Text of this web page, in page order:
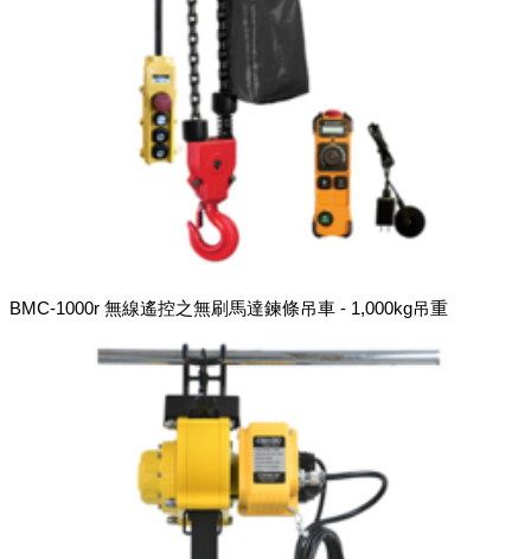
BMC-1000r 無線遙控之無刷馬達鍊條吊車 - 1,000kg吊重